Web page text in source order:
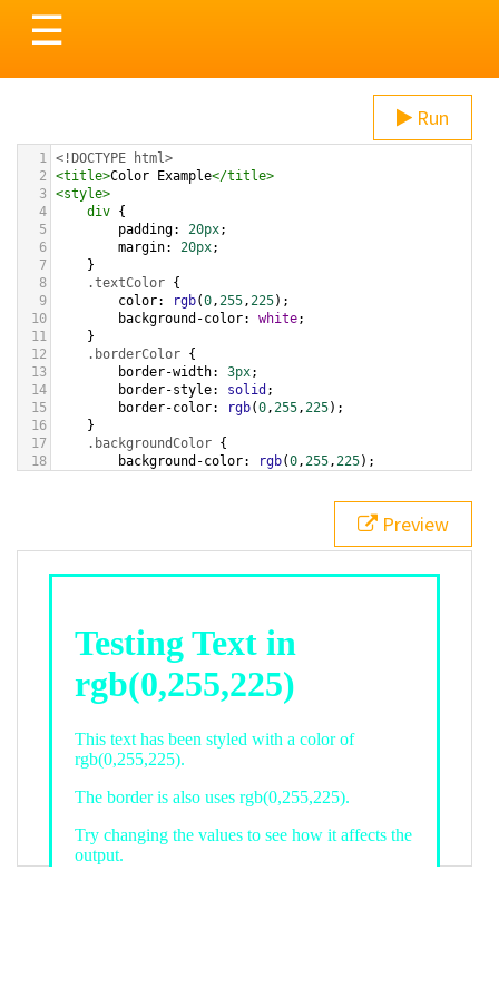
Toggle
navigation
☰
Run
1 <!DOCTYPE html>
2
<title>Color Example</title>
3 <style>
4
div {
5
padding: 20px;
6
margin: 20px;
7
}
8
.textColor {
9
color: rgb(0,255,225);
10
background-color: white;
11
}
12
.borderColor {
13
border-width: 3px;
14
border-style: solid ;
15
border-color: rgb(0,255,225);
16
}
17
.backgroundColor {
18
background-color: rgb(0,255,225);
bottom ,
white, rgb(0,255,225));
div class="textColor borderColor"
< h1>Testing Text in rgb(0,255,225)
Preview